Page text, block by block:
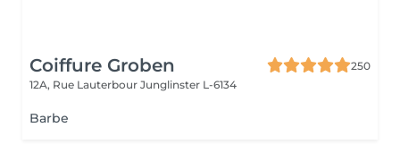
Coiffure Groben
250
12A, Rue Lauterbour Junglinster L-6134
Barbe